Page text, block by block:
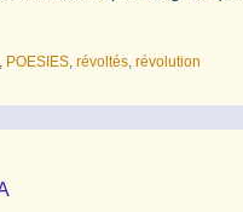
, POESIES,révoltés,révolution